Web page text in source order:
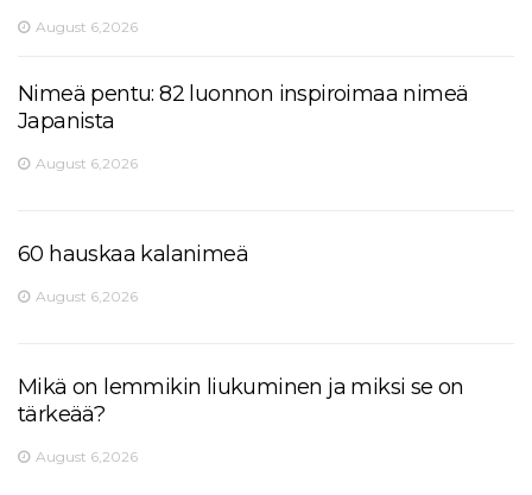
August 6,2026
Nimeä pentu: 82 luonnon inspiroimaa nimeä
Japanista
August 6,2026
60 hauskaa kalanimeä
August 6,2026
Mikä on lemmikin liukuminen ja miksi se on
tärkeää?
August 6,2026